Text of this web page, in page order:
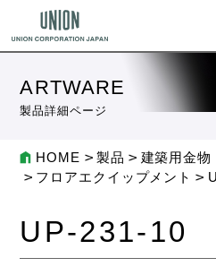
ARTWARE
製品詳細ページ
HOME 製品
建築用金
フロアエクイップメント
UP-231-10